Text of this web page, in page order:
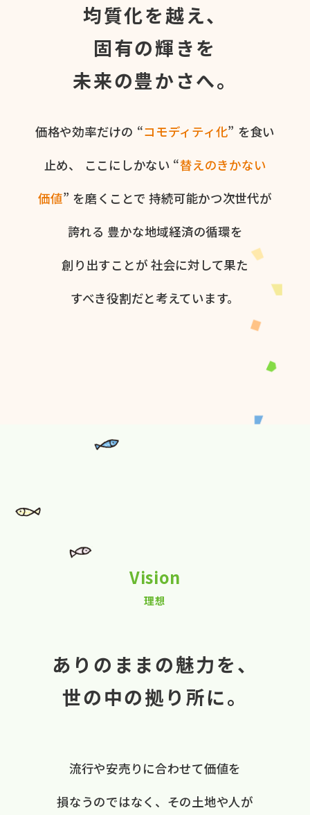
均質化を越え、
固有の輝きを
未来の豊かさへ。
価格や​効率だけの​ “コモディティ化” を​食い​
止め、
ここに​しかない​ “替えの​きかない​
価値” を​磨く​ことで 持続可能かつ次世代が​
誇れる 豊かな​地域経済の​循環を​
創り出すことが 社会に​対して​果た​
すべき役割だと​考えています。​
Vision
理想
ありのままの魅力を、
世の中の拠り所に。
流行や​安売りに​合わせて​価値を​
損なうのではなく、 ​その​土地や​人が​